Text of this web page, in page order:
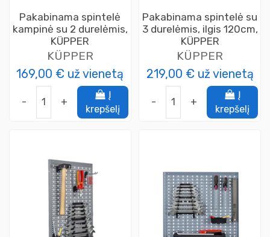
Pakabinama spintelė
kampinė su 2 durelėmis,
KÜPPER
KÜPPER
169,00 € už vienetą
- +
Į
krepšelį
Pakabinama spintelė su
3 durelėmis, ilgis 120cm,
KÜPPER
KÜPPER
219,00 € už vienetą
- +
Į
krepšelį